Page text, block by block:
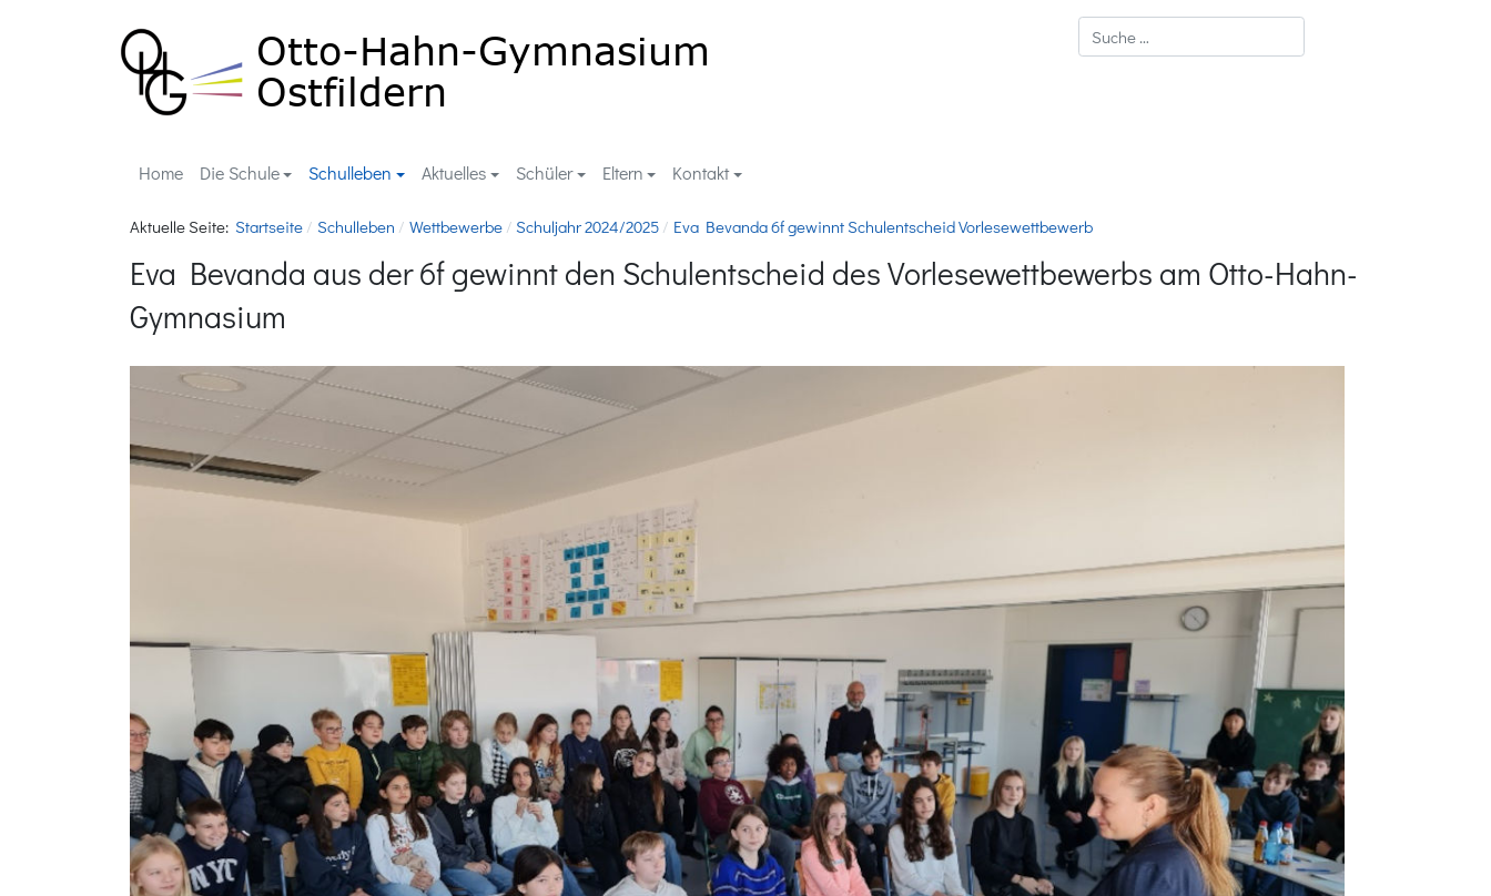
Suchen
Home Die Schule Schulleben Aktuelles Schüler Eltern Kontakt
Aktuelle Seite: Startseite Schulleben Wettbewerbe Schuljahr 2024/2025 Eva Bevanda 6f gewinnt Schulentscheid Vorlesewettbewerb
Eva Bevanda aus der 6f gewinnt den Schulentscheid des Vorlesewettbewerbs am Otto-Hahn-
Gymnasium